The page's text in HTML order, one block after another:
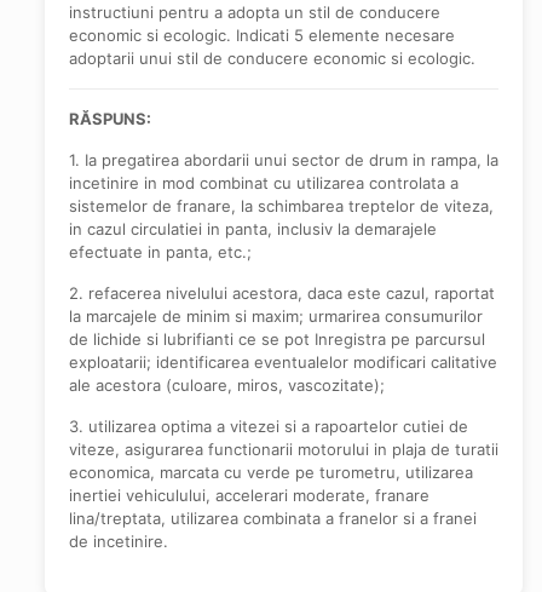
instructiuni pentru a adopta un stil de conducere
economic si ecologic. Indicati 5 elemente necesare
adoptarii unui stil de conducere economic si ecologic.
RĂSPUNS:
1. Ia pregatirea abordarii unui sector de drum in rampa, la
incetinire in mod combinat cu utilizarea controlata a
sistemelor de franare, la schimbarea treptelor de viteza,
in cazul circulatiei in panta, inclusiv la demarajele
efectuate in panta, etc.;
2. refacerea nivelului acestora, daca este cazul, raportat
la marcajele de minim si maxim; urmarirea consumurilor
de lichide si lubrifianti ce se pot Inregistra pe parcursul
exploatarii; identificarea eventualelor modificari calitative
ale acestora (culoare, miros, vascozitate);
3. utilizarea optima a vitezei si a rapoartelor cutiei de
viteze, asigurarea functionarii motorului in plaja de turatii
economica, marcata cu verde pe turometru, utilizarea
inertiei vehiculului, accelerari moderate, franare
lina/treptata, utilizarea combinata a franelor si a franei
de incetinire.